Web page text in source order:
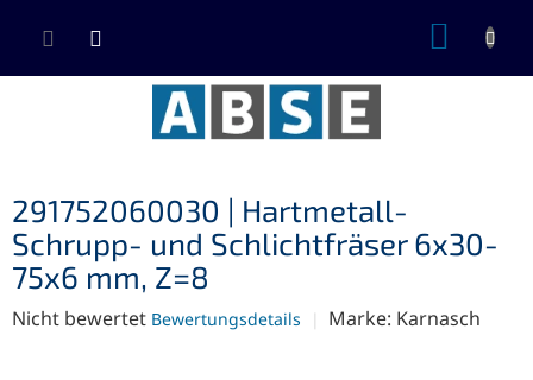
Inhalt
291752060030 | Hartmetall-
Schrupp- und Schlichtfräser 6x30-
75x6 mm, Z=8
Die
Nicht bewertet Bewertungsdetails Marke: Karnasch